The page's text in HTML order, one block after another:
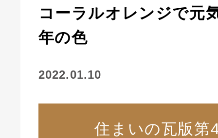
コーラルオレンジで元
年の色
2022.01.10
住まいの瓦版第